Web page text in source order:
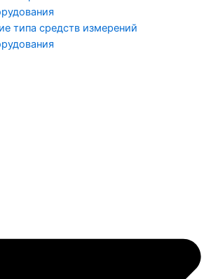
типа средств измерений